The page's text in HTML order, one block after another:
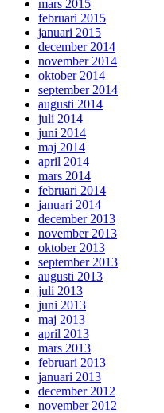
mars 2015
februari 2015
januari 2015
december 2014
november 2014
oktober 2014
september 2014
augusti 2014
juli 2014
juni 2014
maj 2014
april 2014
mars 2014
februari 2014
januari 2014
december 2013
november 2013
oktober 2013
september 2013
augusti 2013
juli 2013
juni 2013
maj 2013
april 2013
mars 2013
februari 2013
januari 2013
december 2012
november 2012